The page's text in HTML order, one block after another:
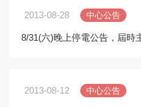
2013-08-28 中心公告
8/31(六)晚上停電公告，屆時
2013-08-12 中心公告